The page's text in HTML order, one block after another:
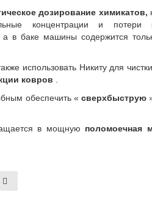
дозирование химикатов,
концентрации и потери
в баке машины содержится
использовать Никиту для
ковров .
обеспечить « сверхбыструю
в мощную поломоечная